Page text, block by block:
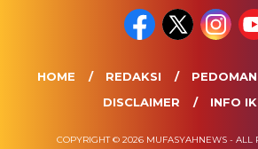
HOME REDAKSI
DISCLAIMER
INFO
COPYRIGHT © 2026 MUFASYAHNEWS - ALL